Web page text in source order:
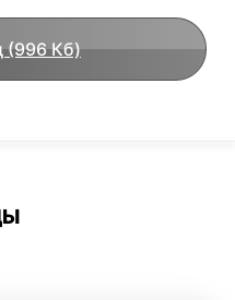
(996 Кб)